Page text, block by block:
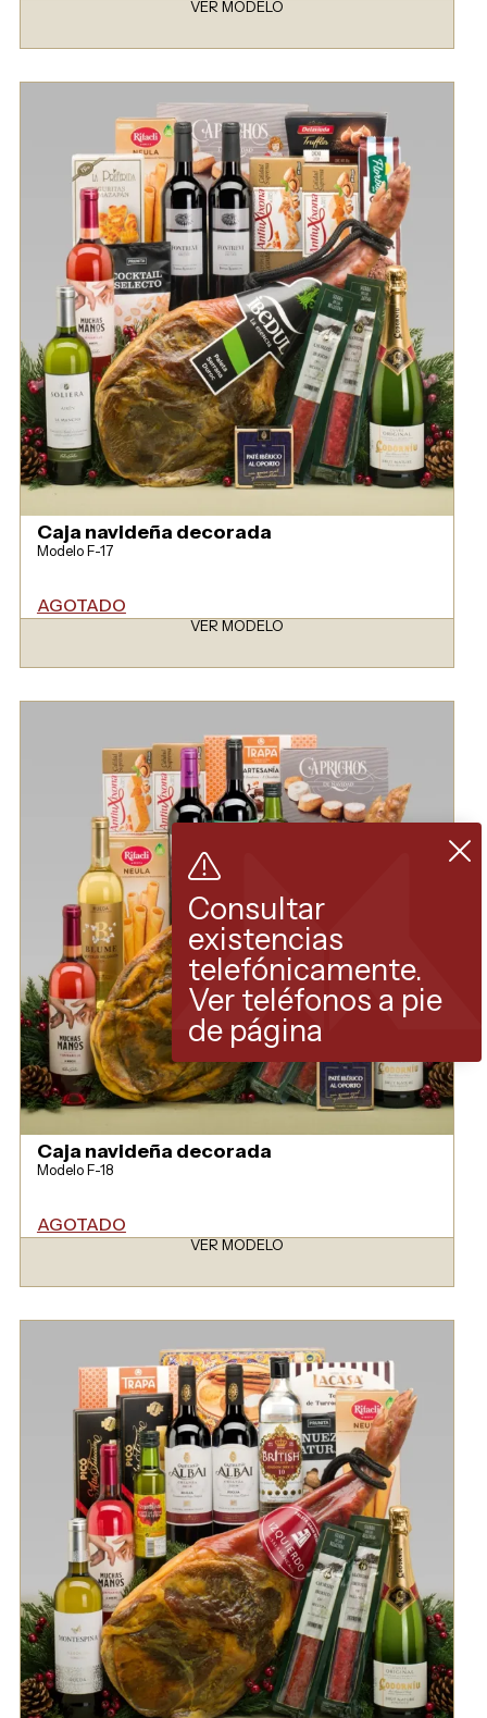
VER MODELO
Caja navideña decorada
Modelo F-17
AGOTADO
VER MODELO
Caja navideña decorada
Modelo F-18
AGOTADO
VER MODELO
Consultar
existencias
telefónicamente.
Ver teléfonos a pie
de página